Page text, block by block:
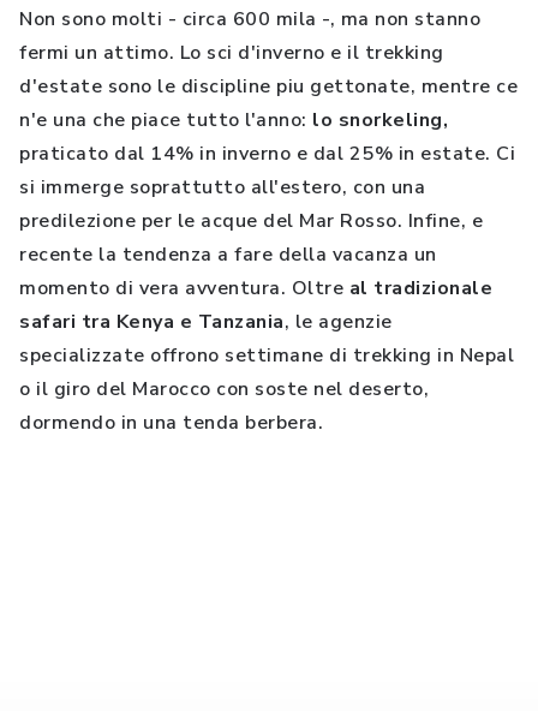
Non sono molti - circa 600 mila -, ma non stanno
fermi un attimo. Lo sci d'inverno e il trekking
d'estate sono le discipline piu gettonate, mentre ce
n'e una che piace tutto l'anno: lo snorkeling,
praticato dal 14% in inverno e dal 25% in estate. Ci
si immerge soprattutto all'estero, con una
predilezione per le acque del Mar Rosso. Infine, e
recente la tendenza a fare della vacanza un
momento di vera avventura. Oltre al tradizionale
safari tra Kenya e Tanzania, le agenzie
specializzate offrono settimane di trekking in Nepal
o il giro del Marocco con soste nel deserto,
dormendo in una tenda berbera.